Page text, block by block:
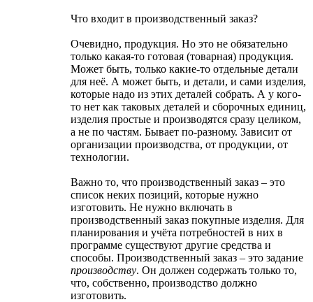
Что входит в производственный заказ?
Очевидно, продукция. Но это не обязательно
только какая-то готовая (товарная) продукция.
Может быть, только какие-то отдельные детали
для неё. А может быть, и детали, и сами изделия,
которые надо из этих деталей собрать. А у кого-
то нет как таковых деталей и сборочных единиц,
изделия простые и производятся сразу целиком,
а не по частям. Бывает по-разному. Зависит от
организации производства, от продукции, от
технологии.
Важно то, что производственный заказ – это
список неких позиций, которые нужно
изготовить. Не нужно включать в
производственный заказ покупные изделия. Для
планирования и учёта потребностей в них в
программе существуют другие средства и
способы. Производственный заказ – это задание
производству. Он должен содержать только то,
что, собственно, производство должно
изготовить.